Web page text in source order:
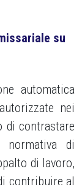
su
automatica
nei
di contrastare
di
di lavoro,
contribuire al